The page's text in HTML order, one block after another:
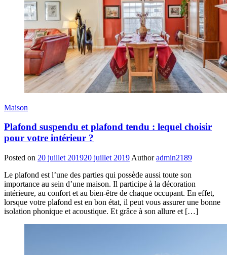
Maison
Plafond suspendu et plafond tendu : lequel choisir
pour votre intérieur ?
Posted on 20 juillet 201920 juillet 2019 Author admin2189
Le plafond est l’une des parties qui possède aussi toute son
importance au sein d’une maison. Il participe à la décoration
intérieure, au confort et au bien-être de chaque occupant. En effet,
lorsque votre plafond est en bon état, il peut vous assurer une bonne
isolation phonique et acoustique. Et grâce à son allure et […]